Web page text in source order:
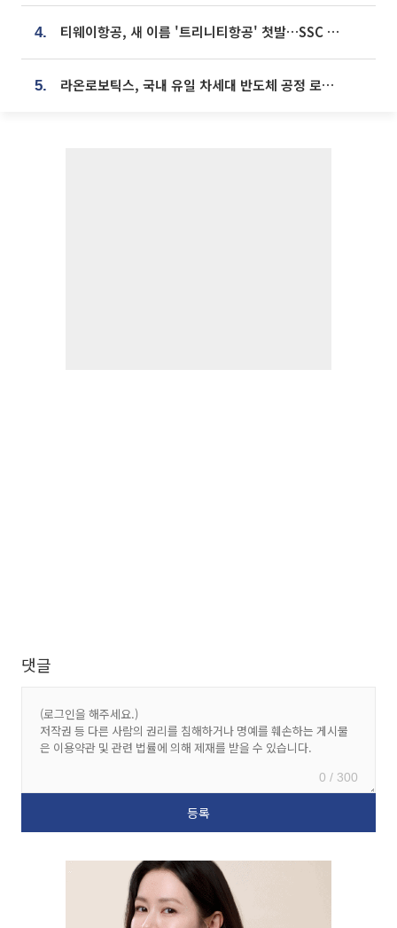
4. 티웨이항공, 새 이름 '트리니티항공' 첫발…SSC 전략 본격화
5. 라온로보틱스, 국내 유일 차세대 반도체 공정 로봇 개발 ‘고객사 테스트 진행’
댓글
0 / 300